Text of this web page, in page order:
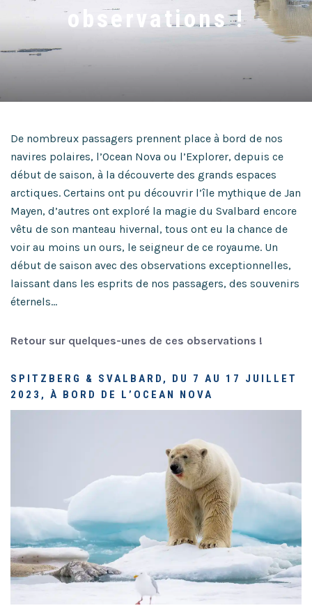
observations !
De nombreux passagers prennent place à bord de nos
navires polaires, l’Ocean Nova ou l’Explorer, depuis ce
début de saison, à la découverte des grands espaces
arctiques. Certains ont pu découvrir l’île mythique de Jan
Mayen, d’autres ont exploré la magie du Svalbard encore
vêtu de son manteau hivernal, tous ont eu la chance de
voir au moins un ours, le seigneur de ce royaume. Un
début de saison avec des observations exceptionnelles,
laissant dans les esprits de nos passagers, des souvenirs
éternels…
Retour sur quelques-unes de ces observations !
SPITZBERG & SVALBARD, DU 7 AU 17 JUILLET
2023, À BORD DE L’OCEAN NOVA